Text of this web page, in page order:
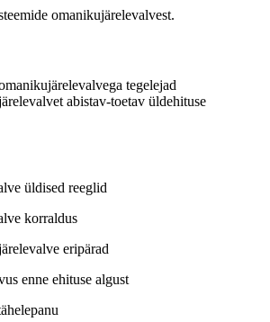
omanikujärelevalvest.
tegelejad
abistav-toetav üldehituse
üldised reeglid
korraldus
eripärad
enne ehituse algust